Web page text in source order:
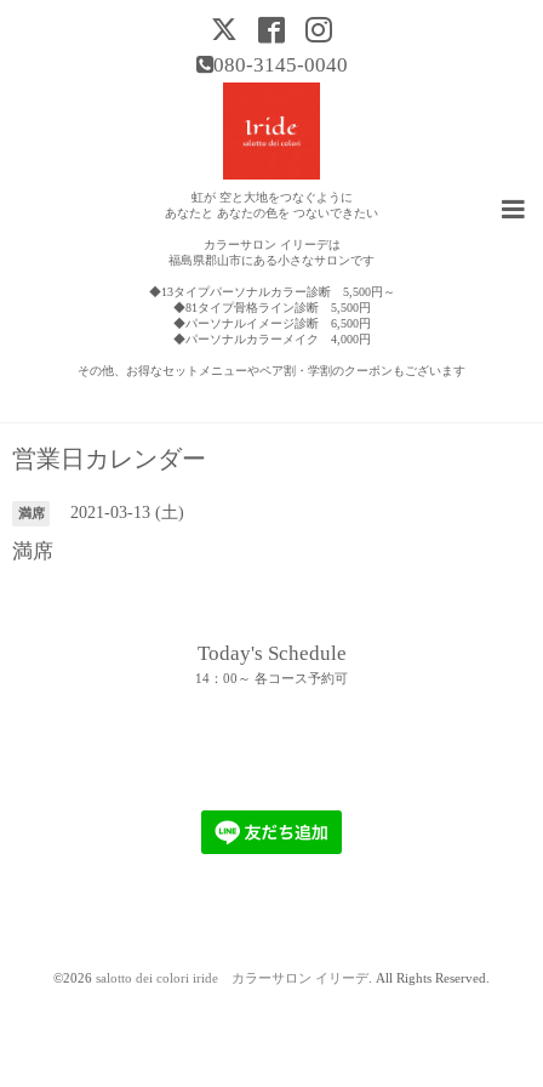
080-3145-0040
虹が 空と大地をつなぐように
あなたと あなたの色を つないできたい
カラーサロン イリーデは
福島県郡山市にある小さなサロンです
◆13タイプパーソナルカラー診断 5,500円～
◆81タイプ骨格ライン診断 5,500円
◆パーソナルイメージ診断 6,500円
◆パーソナルカラーメイク 4,000円
その他、お得なセットメニューやペア割・学割のクーポンもございます
営業日カレンダー
満席 2021-03-13 (土)
満席
Today's Schedule
14：00～ 各コース予約可
©2026 salotto dei colori iride カラーサロン イリーデ. All Rights Reserved.